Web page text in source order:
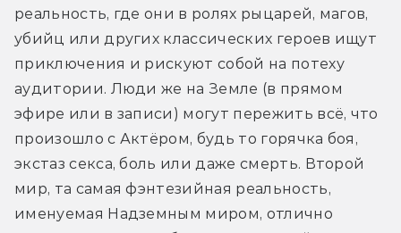
реальность, где они в ролях рыцарей, магов,
убийц или других классических героев ищут
приключения и рискуют собой на потеху
аудитории. Люди же на Земле (в прямом
эфире или в записи) могут пережить всё, что
произошло с Актёром, будь то горячка боя,
экстаз секса, боль или даже смерть. Второй
мир, та самая фэнтезийная реальность,
именуемая Надземным миром, отлично